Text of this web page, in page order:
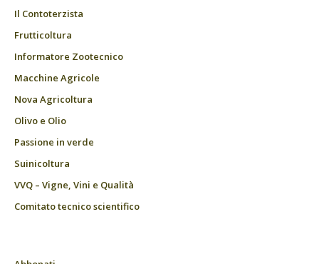
Il Contoterzista
Frutticoltura
Informatore Zootecnico
Macchine Agricole
Nova Agricoltura
Olivo e Olio
Passione in verde
Suinicoltura
VVQ – Vigne, Vini e Qualità
Comitato tecnico scientifico